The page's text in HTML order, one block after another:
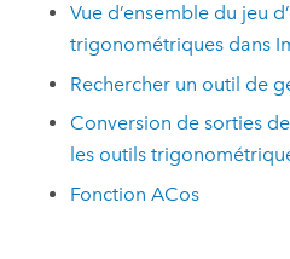
Vue d’ensemble du jeu
trigonométriques dans
Rechercher un outil de
Conversion de sorties
les outils
Fonction ACos